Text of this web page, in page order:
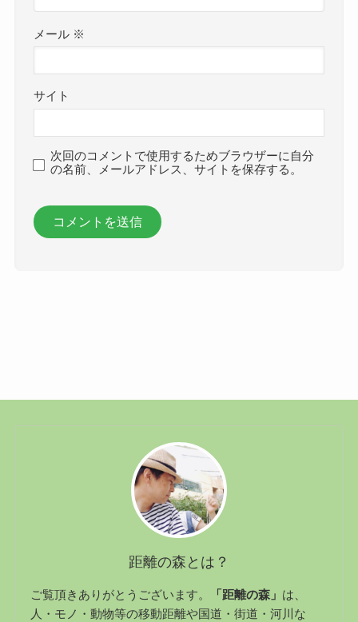
メール ※
サイト
次回のコメントで使用するためブラウザーに自分
の名前、メールアドレス、サイトを保存する。
距離の森とは？
ご覧頂きありがとうございます。 「距離の森」 は、
人・モノ・動物等の移動距離や国道・街道・河川な